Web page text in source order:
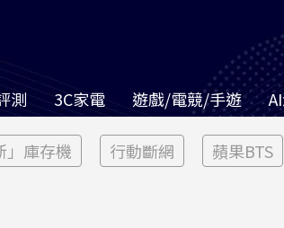
測 3C家電 遊戲/電競/手遊
」庫存機 行動斷網 蘋果BTS